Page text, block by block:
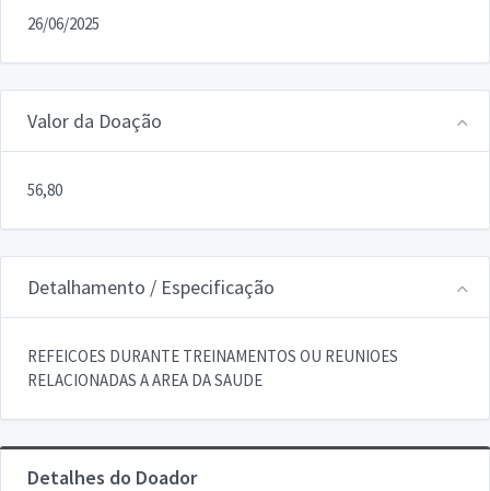
26/06/2025
Valor da Doação
56,80
Detalhamento / Especificação
REFEICOES DURANTE TREINAMENTOS OU REUNIOES
RELACIONADAS A AREA DA SAUDE
Detalhes do Doador